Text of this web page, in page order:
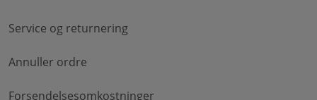
Service og returnering
Annuller ordre
Forsendelsesomkostninger